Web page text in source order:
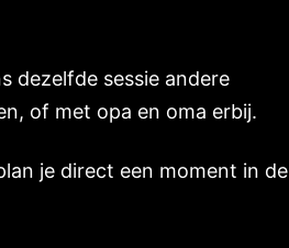
dezelfde sessie andere
of met opa en oma erbij.
je direct een moment in de